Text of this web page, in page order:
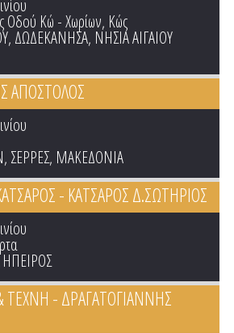
Οδού Κώ - Χωρίων, Κώς
, ΔΩΔΕΚΑΝΗΣΑ, ΝΗΣΙΑ ΑΙΓΑΙΟΥ
ΑΠΟΣΤΟΛΟΣ
, ΣΕΡΡΕΣ, ΜΑΚΕΔΟΝΙΑ
- ΚΑΤΣΑΡΟΣ Δ.ΣΩΤΗΡΙΟΣ
ΗΠΕΙΡΟΣ
ΤΕΧΝΗ - ΔΡΑΓΑΤΟΓΙΑΝΝΗΣ